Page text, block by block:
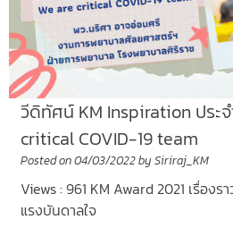
วีดิทัศน์ KM Inspiration ประ
critical COVID-19 team
Posted on04/03/2022by Siriraj_KM
Views : 961 KM Award 2021 เรื่องร
แรงบันดาลใจ